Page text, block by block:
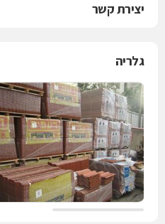
יצירת קשר
גלריה